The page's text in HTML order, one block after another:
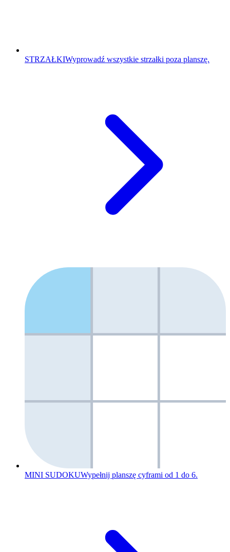
STRZAŁKIWyprowadź wszystkie strzałki poza planszę.
MINI SUDOKUWypełnij planszę cyframi od 1 do 6.